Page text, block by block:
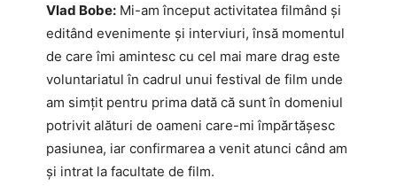
Vlad Bobe: Mi-am început activitatea filmând și
editând evenimente și interviuri, însă momentul
de care îmi amintesc cu cel mai mare drag este
voluntariatul în cadrul unui festival de film unde
am simțit pentru prima dată că sunt în domeniul
potrivit alături de oameni care-mi împărtășesc
pasiunea, iar confirmarea a venit atunci când am
și intrat la facultate de film.